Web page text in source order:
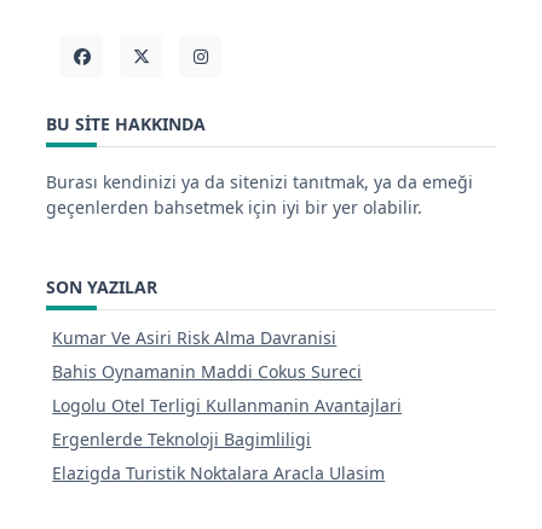
BU SITE HAKKINDA
Burası kendinizi ya da sitenizi tanıtmak, ya da emeği
geçenlerden bahsetmek için iyi bir yer olabilir.
SON YAZILAR
Kumar Ve Asiri Risk Alma Davranisi
Bahis Oynamanin Maddi Cokus Sureci
Logolu Otel Terligi Kullanmanin Avantajlari
Ergenlerde Teknoloji Bagimliligi
Elazigda Turistik Noktalara Aracla Ulasim